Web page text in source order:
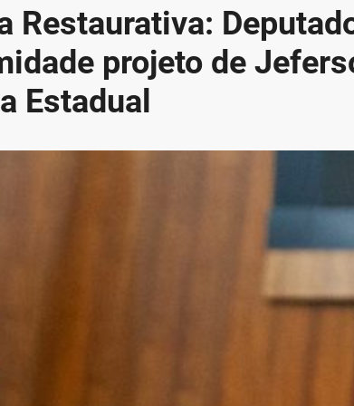
Restaurativa:
projeto de
Estadual